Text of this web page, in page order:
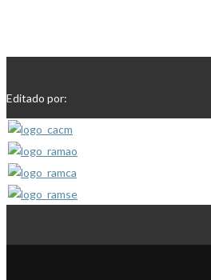
Editado por: